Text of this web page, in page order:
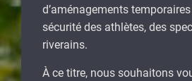
d’aménagements
sécurité des athlètes, des
riverains.
À ce titre, nous souhaitons